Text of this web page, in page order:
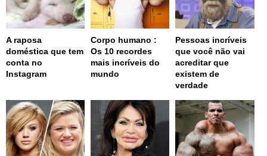
A raposa
doméstica que tem
conta no
Instagram
Corpo humano :
Os 10 recordes
mais incríveis do
mundo
Pessoas incríveis
que você não vai
acreditar que
existem de
verdade